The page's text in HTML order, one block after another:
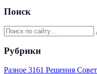
Поиск
Рубрики
Разное 3161 Решения